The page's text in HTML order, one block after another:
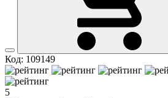
Код: 109149
5